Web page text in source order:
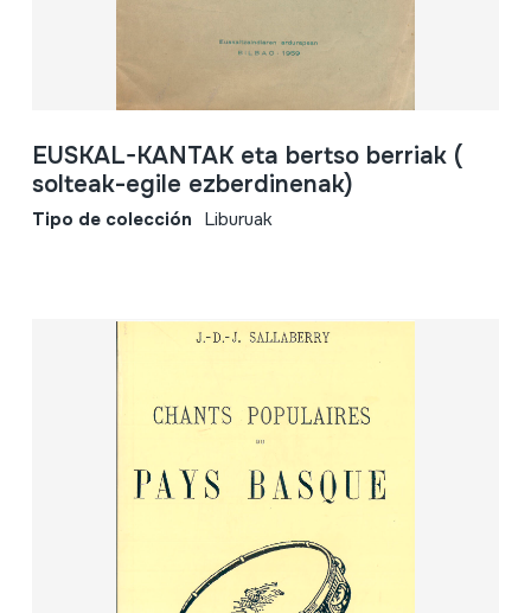
EUSKAL-KANTAK eta bertso berriak (
solteak-egile ezberdinenak)
Tipo de colección Liburuak